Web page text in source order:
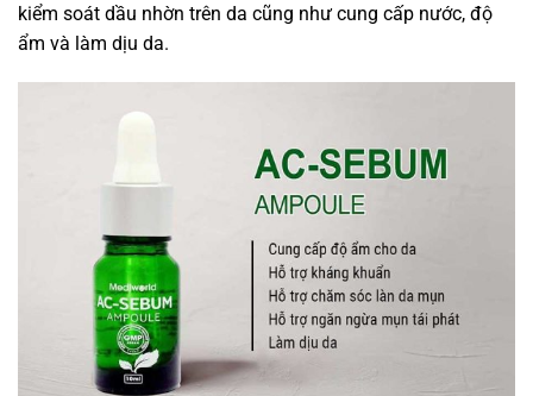
kiểm soát dầu nhờn trên da cũng như cung cấp nước, độ
ẩm và làm dịu da.